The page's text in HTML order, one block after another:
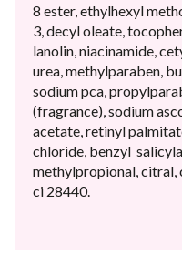
8 ester, ethylhexyl
3, decyl oleate,
lanolin, niacinamide,
urea, methylparaben,
sodium pca,
(fragrance), sodium
acetate, retinyl
chloride, benzyl
methylpropional, citral,
ci 28440.